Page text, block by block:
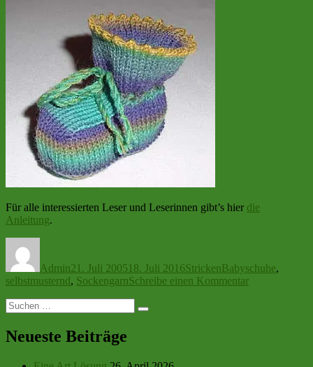
Für alle interessierten Leser und Leserinnen gibt’s hier die
Anleitung.
Admin21. Juli 2005 18. Juli 2016StrickenBabyschuhe,
selbstmusternd, SockengarnSchreibe einen Kommentarzu
Suchen
nach:
Suchen
Neueste Beiträge